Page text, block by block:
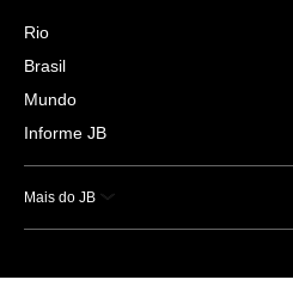
Rio
Brasil
Mundo
Informe JB
Mais do JB
Esportes